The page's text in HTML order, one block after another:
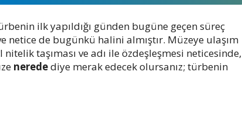
ilk yapıldığı günden bugüne geçen süreç
netice de bugünkü halini almıştır. Müzeye ulaşım
taşıması ve adı ile özdeşleşmesi neticesinde,
neredediye merak edecek olursanız; türbenin